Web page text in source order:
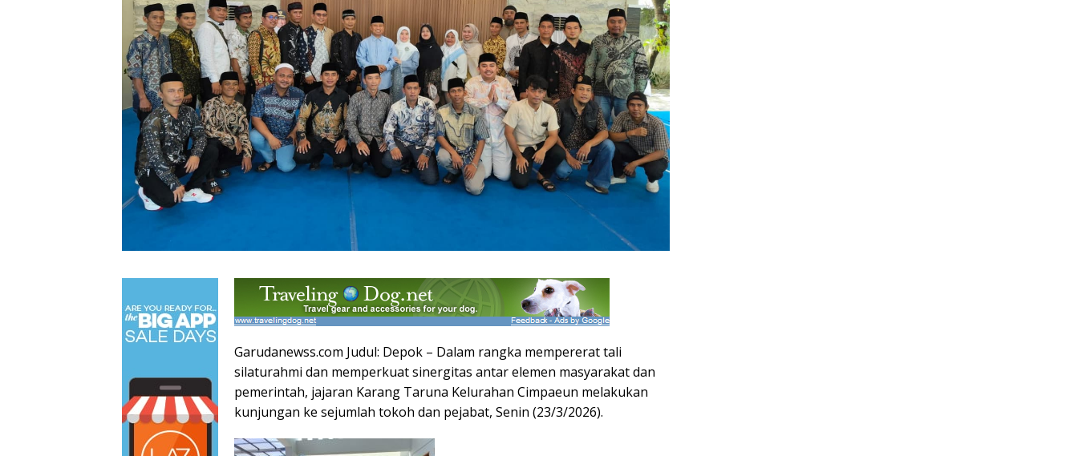
Garudanewss.com Judul: Depok – Dalam rangka mempererat tali
silaturahmi dan memperkuat sinergitas antar elemen masyarakat dan
pemerintah, jajaran Karang Taruna Kelurahan Cimpaeun melakukan
kunjungan ke sejumlah tokoh dan pejabat, Senin (23/3/2026).